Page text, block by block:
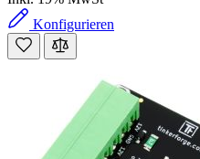
Konfigurieren